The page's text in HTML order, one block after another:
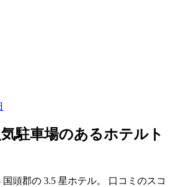
駐車場のあるホテルト
頭郡の 3.5 星ホテル。 口コミのスコ